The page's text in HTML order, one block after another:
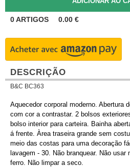
0ARTIGOS 0.00 €
DESCRIÇÃO
B&C BC363
Aquecedor corporal moderno. Abertura
com cor a contrastar. 2 bolsos
bolso interior para carteira. Bainha
á frente. Àrea traseira grande sem
meio das costas para uma decoração
lavagem - 30. Não branquear. Não
ferro. Não limpar a seco.